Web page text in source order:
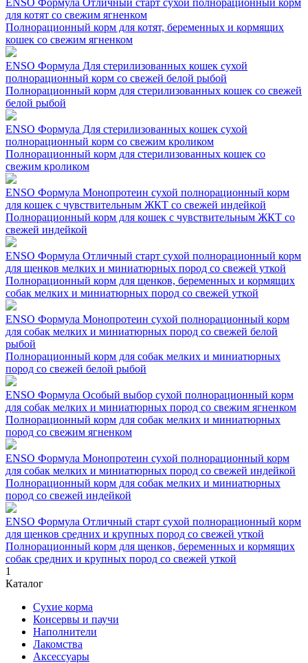
для котят со свежим ягненком
Полнорационный корм для котят, беременных и кормящих
кошек со свежим ягненком
ENSO Формула Для стерилизованных кошек сухой
полнорационный корм со свежей белой рыбой
Полнорационный корм для стерилизованных кошек со свежей
белой рыбой
ENSO Формула Для стерилизованных кошек сухой
полнорационный корм со свежим кроликом
Полнорационный корм для стерилизованных кошек со
свежим кроликом
ENSO Формула Монопротеин сухой полнорационный корм
для кошек с чувствительным ЖКТ со свежей индейкой
Полнорационный корм для кошек с чувствительным ЖКТ со
свежей индейкой
ENSO Формула Отличный старт сухой полнорационный корм
для щенков мелких и миниатюрных пород со свежей уткой
Полнорационный корм для щенков, беременных и кормящих
собак мелких и миниатюрных пород со свежей уткой
ENSO Формула Монопротеин сухой полнорационный корм
для собак мелких и миниатюрных пород со свежей белой
рыбой
Полнорационный корм для собак мелких и миниатюрных
пород со свежей белой рыбой
ENSO Формула Особый выбор сухой полнорационный корм
для собак мелких и миниатюрных пород со свежим ягненком
Полнорационный корм для собак мелких и миниатюрных
пород со свежим ягненком
ENSO Формула Монопротеин сухой полнорационный корм
для собак мелких и миниатюрных пород со свежей индейкой
Полнорационный корм для собак мелких и миниатюрных
пород со свежей индейкой
ENSO Формула Отличный старт сухой полнорационный корм
для щенков средних и крупных пород со свежей уткой
Полнорационный корм для щенков, беременных и кормящих
собак средних и крупных пород со свежей уткой
1
Каталог
Сухие корма
Консервы и паучи
Наполнители
Лакомства
Аксессуары